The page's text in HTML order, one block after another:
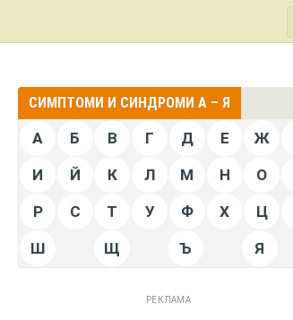
СИМПТОМИ И СИНДРОМИ А – Я
А Б В Г Д Е Ж
И Й К Л М Н О
Р С Т У Ф Х Ц
Ш Щ Ъ Я
РЕКЛАМА